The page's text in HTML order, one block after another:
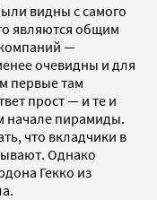
видны с самого
являются общим
—
очевидны и для
первые там
прост — и те и
начале пирамиды.
что вкладчики в
Однако
Гекко из